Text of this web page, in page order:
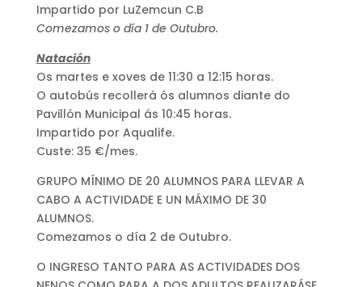
Impartido por LuZemcun C.B
Comezamos o día 1 de Outubro.
Natación
Os martes e xoves de 11:30 a 12:15 horas.
O autobús recollerá ós alumnos diante do
Pavillón Municipal ás 10:45 horas.
Impartido por Aqualife.
Custe: 35 €/mes.
GRUPO MÍNIMO DE 20 ALUMNOS PARA LLEVAR A
CABO A ACTIVIDADE E UN MÁXIMO DE 30
ALUMNOS.
Comezamos o día 2 de Outubro.
O INGRESO TANTO PARA AS ACTIVIDADES DOS